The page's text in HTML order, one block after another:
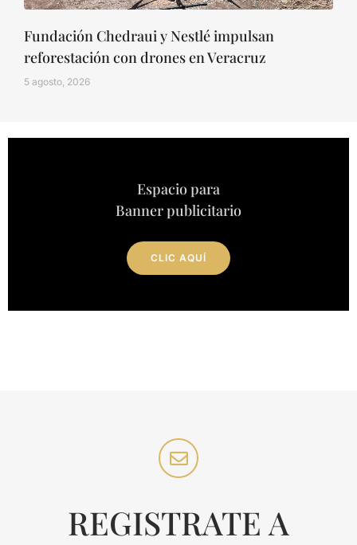
Fundación Chedraui y Nestlé impulsan
reforestación con drones en Veracruz
5 agosto, 2026
Espacio para
Banner publicitario
CLIC AQUÍ
REGISTRATE A